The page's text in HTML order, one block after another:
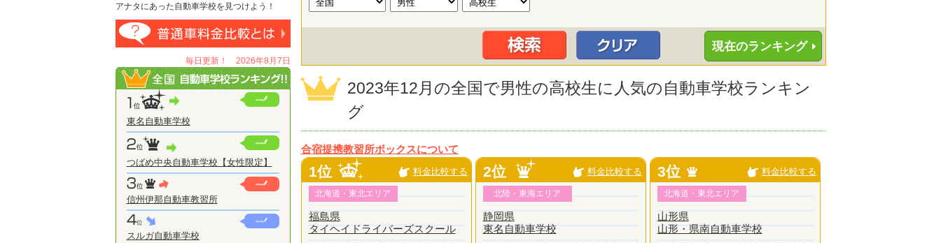
アナタにあった自動車学校を見つけよう！
毎日更新！ 2026年8月7日
東名自動車学校
つばめ中央自動車学校【女性限定】
信州伊那自動車教習所
スルガ自動車学校
現在のランキング
2023年12月の全国で男性の高校生に人気の自動車学校ランキン
グ
合宿提携教習所ボックスについて
1位 料金比較する
北海道・東北エリア
福島県
タイヘイドライバーズスクール
2位 料金比較する
北陸・東海エリア
静岡県
東名自動車学校
3位 料金比較する
北海道・東北エリア
山形県
山形・県南自動車学校